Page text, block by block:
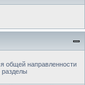
общей направленности
разделы